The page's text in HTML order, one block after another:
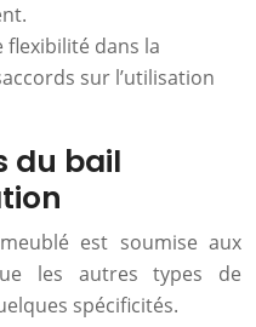
flexibilité dans la
sur l’utilisation
du bail
est soumise aux
les autres types de
spécificités.